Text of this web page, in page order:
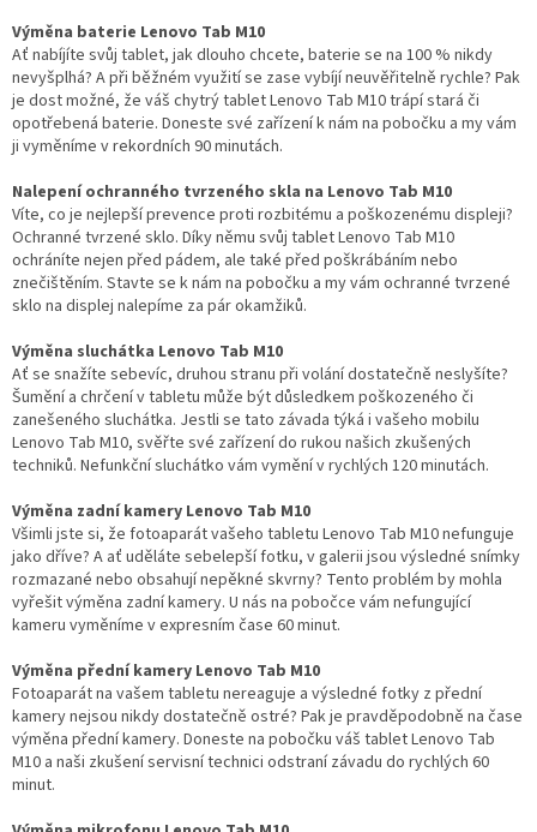
Výměna baterie Lenovo Tab M10
Ať nabíjíte svůj tablet, jak dlouho chcete, baterie se na 100 % nikdy
nevyšplhá? A při běžném využití se zase vybíjí neuvěřitelně rychle? Pak
je dost možné, že váš chytrý tablet Lenovo Tab M10 trápí stará či
opotřebená baterie. Doneste své zařízení k nám na pobočku a my vám
ji vyměníme v rekordních 90 minutách.
Nalepení ochranného tvrzeného skla na Lenovo Tab M10
Víte, co je nejlepší prevence proti rozbitému a poškozenému displeji?
Ochranné tvrzené sklo. Díky němu svůj tablet Lenovo Tab M10
ochráníte nejen před pádem, ale také před poškrábáním nebo
znečištěním. Stavte se k nám na pobočku a my vám ochranné tvrzené
sklo na displej nalepíme za pár okamžiků.
Výměna sluchátka Lenovo Tab M10
Ať se snažíte sebevíc, druhou stranu při volání dostatečně neslyšíte?
Šumění a chrčení v tabletu může být důsledkem poškozeného či
zanešeného sluchátka. Jestli se tato závada týká i vašeho mobilu
Lenovo Tab M10, svěřte své zařízení do rukou našich zkušených
techniků. Nefunkční sluchátko vám vymění v rychlých 120 minutách.
Výměna zadní kamery Lenovo Tab M10
Všimli jste si, že fotoaparát vašeho tabletu Lenovo Tab M10 nefunguje
jako dříve? A ať uděláte sebelepší fotku, v galerii jsou výsledné snímky
rozmazané nebo obsahují nepěkné skvrny? Tento problém by mohla
vyřešit výměna zadní kamery. U nás na pobočce vám nefungující
kameru vyměníme v expresním čase 60 minut.
Výměna přední kamery Lenovo Tab M10
Fotoaparát na vašem tabletu nereaguje a výsledné fotky z přední
kamery nejsou nikdy dostatečně ostré? Pak je pravděpodobně na čase
výměna přední kamery. Doneste na pobočku váš tablet Lenovo Tab
M10 a naši zkušení servisní technici odstraní závadu do rychlých 60
minut.